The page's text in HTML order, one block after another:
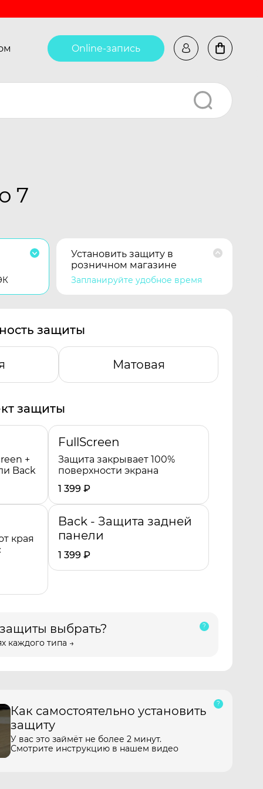
Online-запись
7
Установить защиту в
розничном магазине
Запланируйте удобное время
защиты
Матовая
защиты
+
Back
FullScreen
Защита закрывает 100%
поверхности экрана
1 399 ₽
края
Back - Защита задней
панели
1 399 ₽
выбрать?
каждого типа →
Как самостоятельно установить
защиту
У вас это займёт не более 2 минут.
Смотрите инструкцию в нашем видео